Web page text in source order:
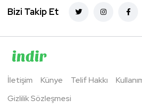
Bizi Takip Et
İletişim Künye Telif Hakkı
Gizlilik Sözleşmesi